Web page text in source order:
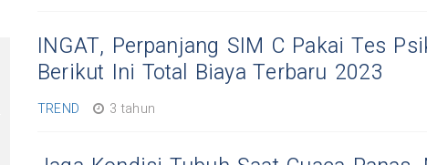
INGAT, Perpanjang SIM C Pakai Tes
Berikut Ini Total Biaya Terbaru 2023
TREND 3 tahun